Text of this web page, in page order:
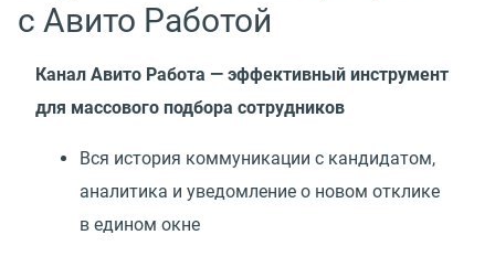
с Авито Работой
Канал Авито Работа — эффективный инструмент
для массового подбора сотрудников
Вся история коммуникации с кандидатом,
аналитика и уведомление о новом отклике
в едином окне